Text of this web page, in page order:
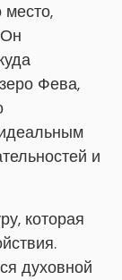
Фева,
и
которая
духовной